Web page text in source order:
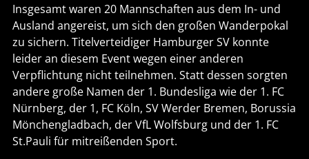
Insgesamt waren 20 Mannschaften aus dem In- und
Ausland angereist, um sich den großen Wanderpokal
zu sichern. Titelverteidiger Hamburger SV konnte
leider an diesem Event wegen einer anderen
Verpflichtung nicht teilnehmen. Statt dessen sorgten
andere große Namen der 1. Bundesliga wie der 1. FC
Nürnberg, der 1, FC Köln, SV Werder Bremen, Borussia
Mönchengladbach, der VfL Wolfsburg und der 1. FC
St.Pauli für mitreißenden Sport.